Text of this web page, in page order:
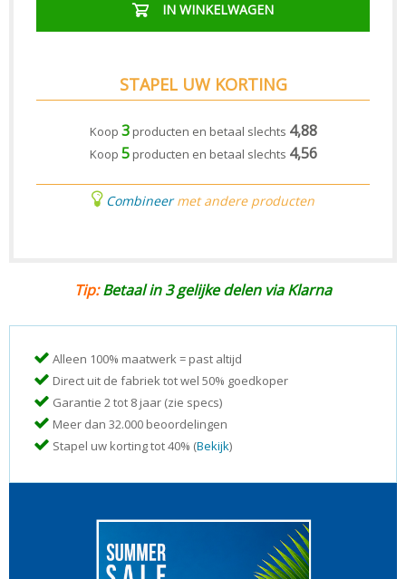
IN WINKELWAGEN
STAPEL UW KORTING
Koop 3producten en betaal slechts 4,88
Koop 5producten en betaal slechts 4,56
Combineermet andere producten
Tip:Betaal in 3 gelijke delen via Klarna
Alleen 100% maatwerk = past altijd
Direct uit de fabriek tot wel 50% goedkoper
Garantie 2 tot 8 jaar (zie specs)
Meer dan 32.000 beoordelingen
Stapel uw korting tot 40% (Bekijk)